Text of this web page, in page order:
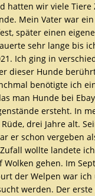
hatten wir viele Tiere
Mein Vater war
später einen
sehr lange bis
Ich ging in
dieser Hunde
benötigte ich
man Hunde bei
ersteht. In
drei Jahre alt.
er schon vergeben
wollte landete
gehen. Im
der Welpen war
werden. Der